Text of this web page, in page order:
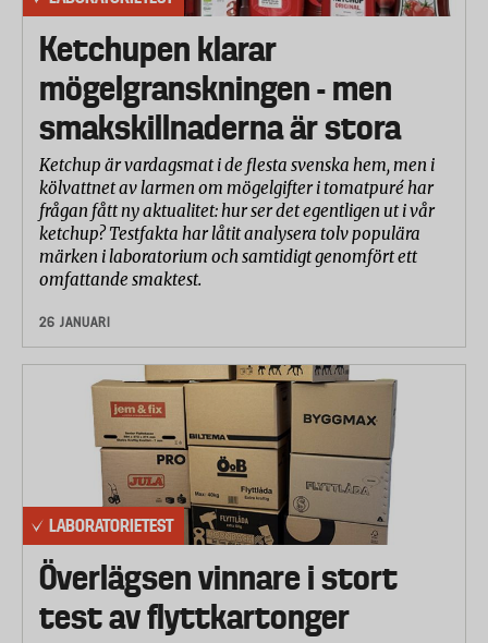
Ketchupen klarar
mögelgranskningen - men
smakskillnaderna är stora
Ketchup är vardagsmat i de flesta svenska hem, men i
kölvattnet av larmen om mögelgifter i tomatpuré har
frågan fått ny aktualitet: hur ser det egentligen ut i vår
ketchup? Testfakta har låtit analysera tolv populära
märken i laboratorium och samtidigt genomfört ett
omfattande smaktest.
26 JANUARI
LABORATORIETEST
Överlägsen vinnare i stort
test av flyttkartonger